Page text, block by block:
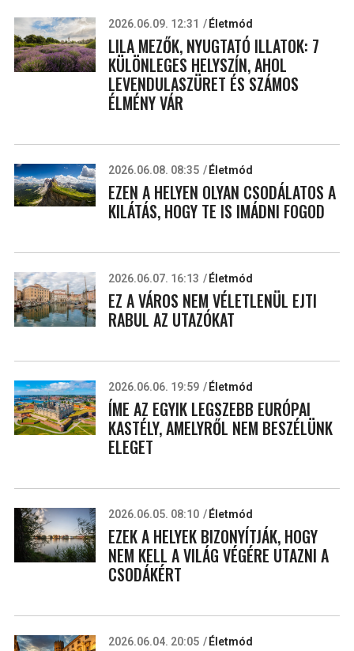
2026.06.09. 12:31 Életmód
LILA MEZŐK, NYUGTATÓ ILLATOK: 7
KÜLÖNLEGES HELYSZÍN, AHOL
LEVENDULASZÜRET ÉS SZÁMOS
ÉLMÉNY VÁR
2026.06.08. 08:35 Életmód
EZEN A HELYEN OLYAN CSODÁLATOS A
KILÁTÁS, HOGY TE IS IMÁDNI FOGOD
2026.06.07. 16:13 Életmód
EZ A VÁROS NEM VÉLETLENÜL EJTI
RABUL AZ UTAZÓKAT
2026.06.06. 19:59 Életmód
ÍME AZ EGYIK LEGSZEBB EURÓPAI
KASTÉLY, AMELYRŐL NEM BESZÉLÜNK
ELEGET
2026.06.05. 08:10 Életmód
EZEK A HELYEK BIZONYÍTJÁK, HOGY
NEM KELL A VILÁG VÉGÉRE UTAZNI A
CSODÁKÉRT
2026.06.04. 20:05 Életmód